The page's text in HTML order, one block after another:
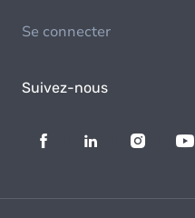
Se connecter
Suivez-nous